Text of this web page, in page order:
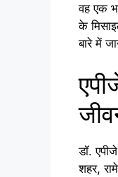
वह एक
के
बारे में
डॉ.
शहर,